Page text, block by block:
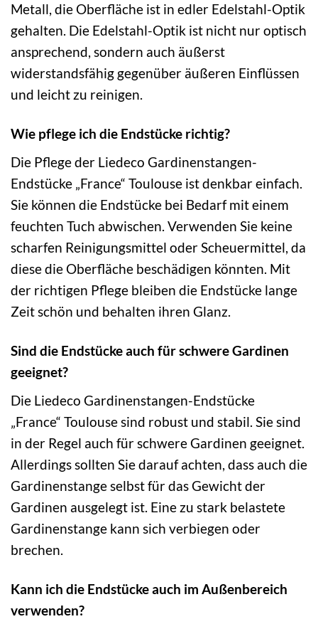
Metall, die Oberfläche ist in edler Edelstahl-Optik
gehalten. Die Edelstahl-Optik ist nicht nur optisch
ansprechend, sondern auch äußerst
widerstandsfähig gegenüber äußeren Einflüssen
und leicht zu reinigen.
Wie pflege ich die Endstücke richtig?
Die Pflege der Liedeco Gardinenstangen-
Endstücke „France“ Toulouse ist denkbar einfach.
Sie können die Endstücke bei Bedarf mit einem
feuchten Tuch abwischen. Verwenden Sie keine
scharfen Reinigungsmittel oder Scheuermittel, da
diese die Oberfläche beschädigen könnten. Mit
der richtigen Pflege bleiben die Endstücke lange
Zeit schön und behalten ihren Glanz.
Sind die Endstücke auch für schwere Gardinen
geeignet?
Die Liedeco Gardinenstangen-Endstücke
„France“ Toulouse sind robust und stabil. Sie sind
in der Regel auch für schwere Gardinen geeignet.
Allerdings sollten Sie darauf achten, dass auch die
Gardinenstange selbst für das Gewicht der
Gardinen ausgelegt ist. Eine zu stark belastete
Gardinenstange kann sich verbiegen oder
brechen.
Kann ich die Endstücke auch im Außenbereich
verwenden?